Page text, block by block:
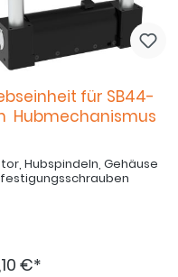
für SB44-
Hubmechanismus
Hubspindeln, Gehäuse
€*